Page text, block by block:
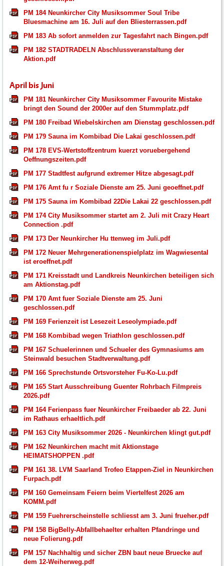
PM 184 Neunkircher City Musiksommer Soul Tribe
Bluesmachine am 16. Juli auf den Bliesterrassen.pdf
PM 183 Ab sofort anmelden zur Tagesfahrt nach Bingen.pdf
PM 182 STADTRADELN Abschlussveranstaltung der
Aktion.pdf
April bis Juni
PM 181 Neunkircher City Musiksommer Favourite Mistake
bringt den Sound der 2000er auf den Stummplatz.pdf
PM 180 Freibad Wiebelskirchen am Dienstag geschlossen.pdf
PM 179 Sauna im Kombibad Die Lakai geschlossen.pdf
PM 178 EVS-Wertstoffzentrum kuerzt voruebergehend
Oeffnungszeiten.pdf
PM 177 Stadtfest aufgrund extremer Hitze abgesagt.pdf
PM 176 Amt fu r Soziale Dienste am 25. Juni geoeffnet.pdf
PM 175 Sauna im Kombibad 22Die Lakai 22 geschlossen.pdf
PM 174 City Musiksommer startet am 2. Juli mit Crazy Heart
Connection .pdf
PM 173 Der Neunkircher Hu ttenweg im Juli.pdf
PM 172 Neuer Mehrgenerationenspielplatz im Wagwiesental
ist eroeffnet.pdf
PM 171 Kreisstadt und Landkreis Neunkirchen beteiligen sich
am Aktionstag.pdf
PM 170 Amt fuer Soziale Dienste am 25. Juni
geschlossen.pdf
PM 169 Ferienzeit ist Lesezeit Leseolympiade.pdf
PM 168 Kombibad wegen Triathlon geschlossen.pdf
PM 167 Schuelerinnen und Schueler des Gymnasiums am
Steinwald besuchen Stadtverwaltung.pdf
PM 166 Sprechstunde Ortsvorsteher Fu-Ko-Lu.pdf
PM 165 Start Ausschreibung Guenter Rohrbach Filmpreis
2026.pdf
PM 164 Ferienpass fuer Neunkircher Freibaeder ab 22. Juni
im Rathaus erhaeltlich.pdf
PM 163 City Musiksommer 2026 - Neunkirchen klingt gut.pdf
PM 162 Neunkirchen macht mit Aktionstage
HEIMATSHOPPEN .pdf
PM 161 38. LVM Saarland Trofeo Etappen-Ziel in Neunkirchen
Furpach.pdf
PM 160 Gemeinsam Feiern beim Viertelfest 2026 am
KOMM.pdf
PM 159 Fuehrerscheinstelle schliesst am 3. Juni frueher.pdf
PM 158 BigBelly-Abfallbehaelter erhalten Pfandringe und
neue Folierung.pdf
PM 157 Nachhaltig und sicher ZBN baut neue Bruecke auf
dem 12-Weiherweg.pdf